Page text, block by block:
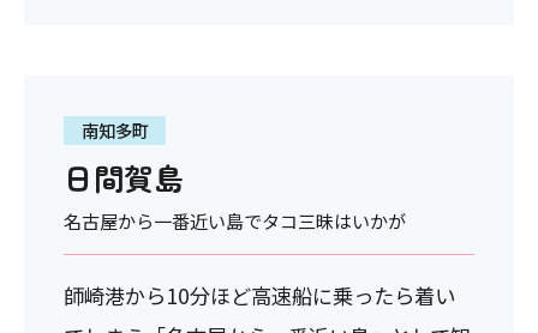
南知多町
日間賀島
名古屋から一番近い島でタコ三昧はいかが
師崎港から10分ほど高速船に乗ったら着い